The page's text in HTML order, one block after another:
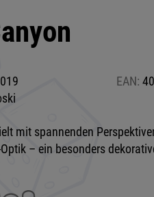
EAN:
mit spannenden
– ein besonders